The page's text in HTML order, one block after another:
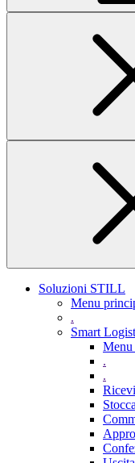
Soluzioni STILL
Menu
.
Smart
Menu
.
.